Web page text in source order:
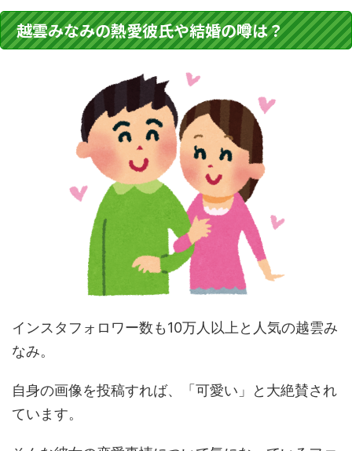
越雲みなみの熱愛彼氏や結婚の噂は？
インスタフォロワー数も10万人以上と人気の越雲み
なみ。
自身の画像を投稿すれば、「可愛い」と大絶賛され
ています。